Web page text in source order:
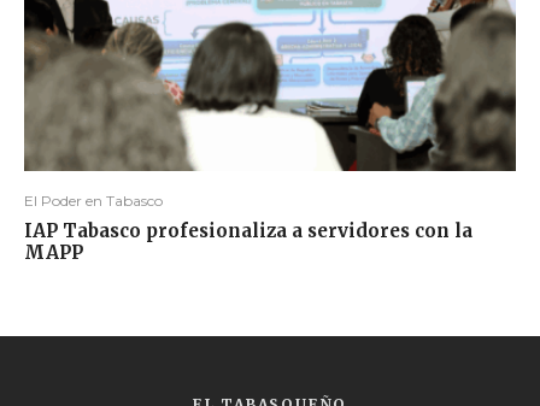
El Poder en Tabasco
IAP Tabasco profesionaliza a servidores con la
MAPP